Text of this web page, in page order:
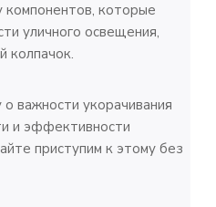
компонентов, которые
уличного освещения,
колпачок.
важности укорачивания
и эффективности
приступим к этому без